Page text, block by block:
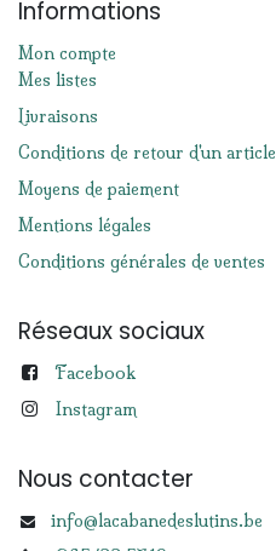
Informations
Mon compte
Mes listes
Livraisons
Conditions de retour d'un article
Moyens de paiement
Mentions légales
Conditions générales de ventes
Réseaux sociaux
Facebook
Instagram
Nous contacter
info@lacabanedeslutins.be